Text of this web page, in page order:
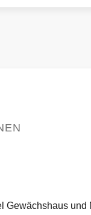
Gewächshaus